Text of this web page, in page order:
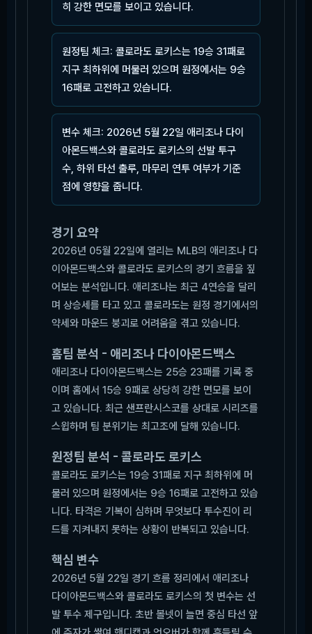
히 강한 면모를 보이고 있습니다.
원정팀 체크: 콜로라도 로키스는 19승 31패로
지구 최하위에 머물러 있으며 원정에서는 9승
16패로 고전하고 있습니다.
변수 체크: 2026년 5월 22일 애리조나 다이
아몬드백스와 콜로라도 로키스의 선발 투구
수, 하위 타선 출루, 마무리 연투 여부가 기준
점에 영향을 줍니다.
경기 요약
2026년 05월 22일에 열리는 MLB의 애리조나 다
이아몬드백스와 콜로라도 로키스의 경기 흐름을 짚
어보는 분석입니다. 애리조나는 최근 4연승을 달리
며 상승세를 타고 있고 콜로라도는 원정 경기에서의
약세와 마운드 붕괴로 어려움을 겪고 있습니다.
홈팀 분석 - 애리조나 다이아몬드백스
애리조나 다이아몬드백스는 25승 23패를 기록 중
이며 홈에서 15승 9패로 상당히 강한 면모를 보이
고 있습니다. 최근 샌프란시스코를 상대로 시리즈를
스윕하며 팀 분위기는 최고조에 달해 있습니다.
원정팀 분석 - 콜로라도 로키스
콜로라도 로키스는 19승 31패로 지구 최하위에 머
물러 있으며 원정에서는 9승 16패로 고전하고 있습
니다. 타격은 기복이 심하며 무엇보다 투수진이 리
드를 지켜내지 못하는 상황이 반복되고 있습니다.
핵심 변수
2026년 5월 22일 경기 흐름 정리에서 애리조나
다이아몬드백스와 콜로라도 로키스의 첫 변수는 선
발 투수 제구입니다. 초반 볼넷이 늘면 중심 타선 앞